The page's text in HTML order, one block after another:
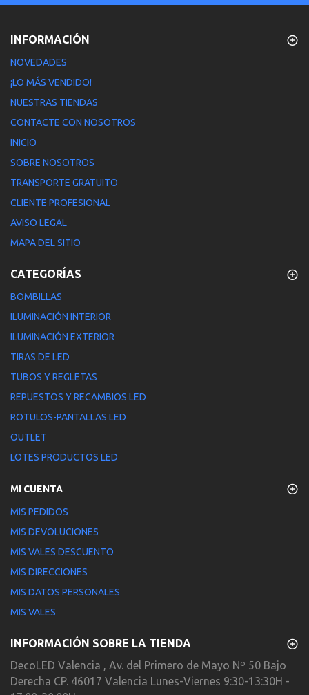
INFORMACIÓN
NOVEDADES
¡LO MÁS VENDIDO!
NUESTRAS TIENDAS
CONTACTE CON NOSOTROS
INICIO
SOBRE NOSOTROS
TRANSPORTE GRATUITO
CLIENTE PROFESIONAL
AVISO LEGAL
MAPA DEL SITIO
CATEGORÍAS
BOMBILLAS
ILUMINACIÓN INTERIOR
ILUMINACIÓN EXTERIOR
TIRAS DE LED
TUBOS Y REGLETAS
REPUESTOS Y RECAMBIOS LED
ROTULOS-PANTALLAS LED
OUTLET
LOTES PRODUCTOS LED
MI CUENTA
MIS PEDIDOS
MIS DEVOLUCIONES
MIS VALES DESCUENTO
MIS DIRECCIONES
MIS DATOS PERSONALES
MIS VALES
INFORMACIÓN SOBRE LA TIENDA
DecoLED Valencia , Av. del Primero de Mayo Nº 50 Bajo
Derecha CP. 46017 Valencia Lunes-Viernes 9:30-13:30H -